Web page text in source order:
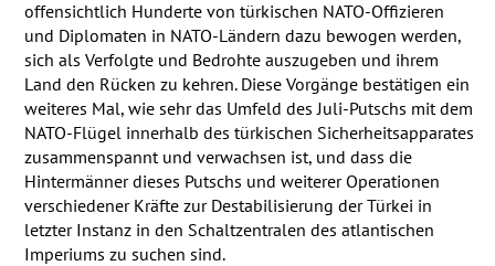
offensichtlich Hunderte von türkischen NATO-Offizieren
und Diplomaten in NATO-Ländern dazu bewogen werden,
sich als Verfolgte und Bedrohte auszugeben und ihrem
Land den Rücken zu kehren. Diese Vorgänge bestätigen ein
weiteres Mal, wie sehr das Umfeld des Juli-Putschs mit dem
NATO-Flügel innerhalb des türkischen Sicherheitsapparates
zusammenspannt und verwachsen ist, und dass die
Hintermänner dieses Putschs und weiterer Operationen
verschiedener Kräfte zur Destabilisierung der Türkei in
letzter Instanz in den Schaltzentralen des atlantischen
Imperiums zu suchen sind.